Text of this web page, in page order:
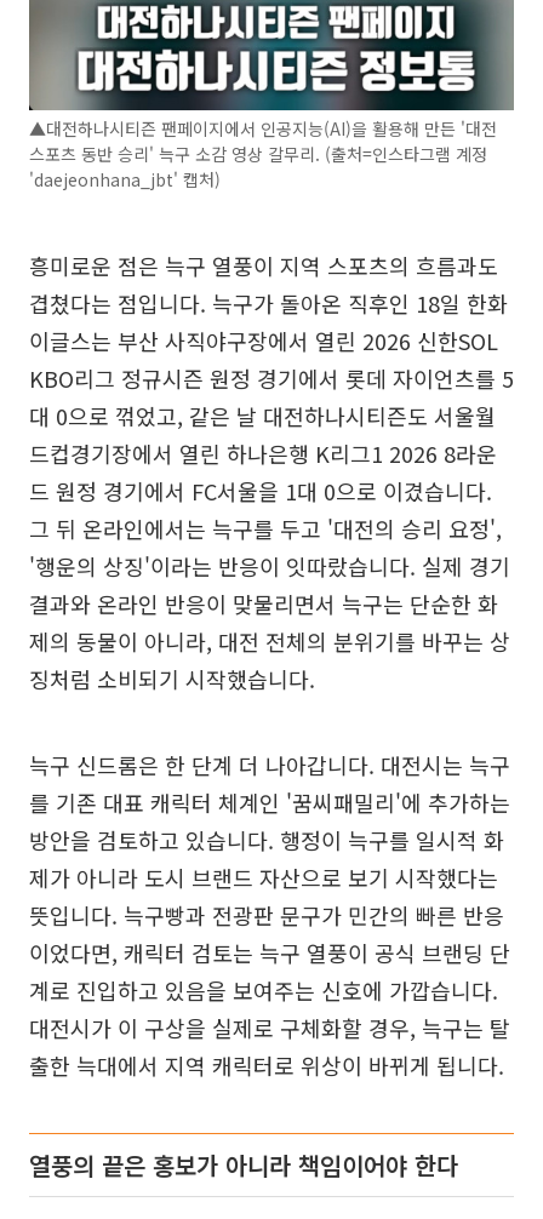
▲대전하나시티즌 팬페이지에서 인공지능(AI)을 활용해 만든 '대전
스포츠 동반 승리' 늑구 소감 영상 갈무리. (출처=인스타그램 계정
'daejeonhana_jbt' 캡처)
흥미로운 점은 늑구 열풍이 지역 스포츠의 흐름과도
겹쳤다는 점입니다. 늑구가 돌아온 직후인 18일 한화
이글스는 부산 사직야구장에서 열린 2026 신한SOL
KBO리그 정규시즌 원정 경기에서 롯데 자이언츠를 5
대 0으로 꺾었고, 같은 날 대전하나시티즌도 서울월
드컵경기장에서 열린 하나은행 K리그1 2026 8라운
드 원정 경기에서 FC서울을 1대 0으로 이겼습니다.
그 뒤 온라인에서는 늑구를 두고 '대전의 승리 요정',
'행운의 상징'이라는 반응이 잇따랐습니다. 실제 경기
결과와 온라인 반응이 맞물리면서 늑구는 단순한 화
제의 동물이 아니라, 대전 전체의 분위기를 바꾸는 상
징처럼 소비되기 시작했습니다.
늑구 신드롬은 한 단계 더 나아갑니다. 대전시는 늑구
를 기존 대표 캐릭터 체계인 '꿈씨패밀리'에 추가하는
방안을 검토하고 있습니다. 행정이 늑구를 일시적 화
제가 아니라 도시 브랜드 자산으로 보기 시작했다는
뜻입니다. 늑구빵과 전광판 문구가 민간의 빠른 반응
이었다면, 캐릭터 검토는 늑구 열풍이 공식 브랜딩 단
계로 진입하고 있음을 보여주는 신호에 가깝습니다.
대전시가 이 구상을 실제로 구체화할 경우, 늑구는 탈
출한 늑대에서 지역 캐릭터로 위상이 바뀌게 됩니다.
열풍의 끝은 홍보가 아니라 책임이어야 한다